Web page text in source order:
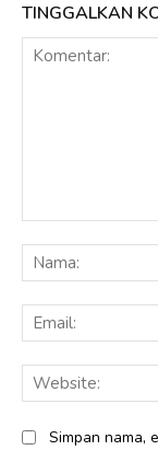
TINGGALKAN
Simpan nama,